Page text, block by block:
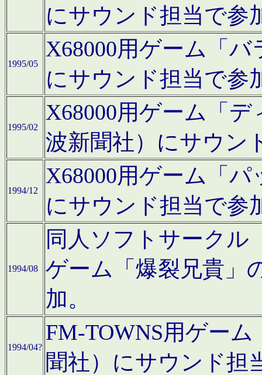
にサウンド担当で参
1995/05
X68000用ゲーム「
にサウンド担当で参
1995/02
X68000用ゲーム「
波新聞社）にサウン
1994/12
X68000用ゲーム「
にサウンド担当で参
1994/08
同人ソフトサークル
ゲーム「爆裂兄貴」
加。
1994/04?
FM-TOWNS用ゲー
聞社）にサウンド担